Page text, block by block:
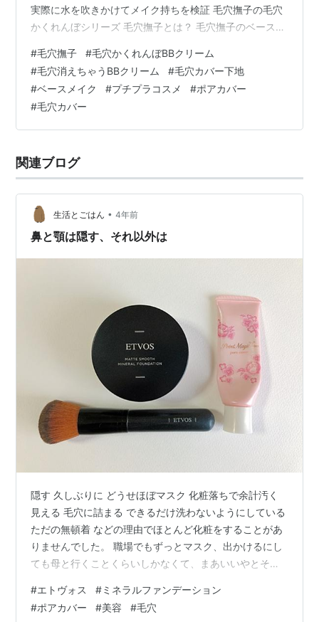
実際に水を吹きかけてメイク持ちを検証 毛穴撫子の毛穴
かくれんぼシリーズ 毛穴撫子とは？ 毛穴撫子のベースメ
くい！ 毛穴撫子はどこで買える？ イエベ・ブルベの色選
び パーソナルカラー別に選べる2種類 他メーカーとカラ
ー比較 毛穴カバーの効果 毛穴の開きは消える？ 毛穴落
ちビフォーアフター 口コミまとめ 毛穴撫子の毛穴かくれ
んぼシリーズ 毛穴撫子とは？ 【毛穴撫子とは？】・株式
#毛穴撫子 #毛穴かくれんぼBBクリーム
#毛穴消えちゃうBBクリーム #毛穴カバー下地
#ベースメイク #プチプラコスメ #ポアカバー
#毛穴カバー
関連ブログ
生活とごはん • 4年前
鼻と顎は隠す、それ以外は
隠す 久しぶりに どうせほぼマスク 化粧落ちで余計汚く
見える 毛穴に詰まる できるだけ洗わないようにしている
ただの無頓着 などの理由でほとんど化粧をすることがあ
りませんでした。 職場でもずっとマスク、出かけるにし
ても母と行くことくらいしかなくて、まあいいやとその
赤みと毛穴がひどくてさすがに出かける時くらいは隠し
た方がいい気がしました。食べる時はマスクを外すのも
#エトヴォス #ミネラルファンデーション
#ポアカバー #美容 #毛穴